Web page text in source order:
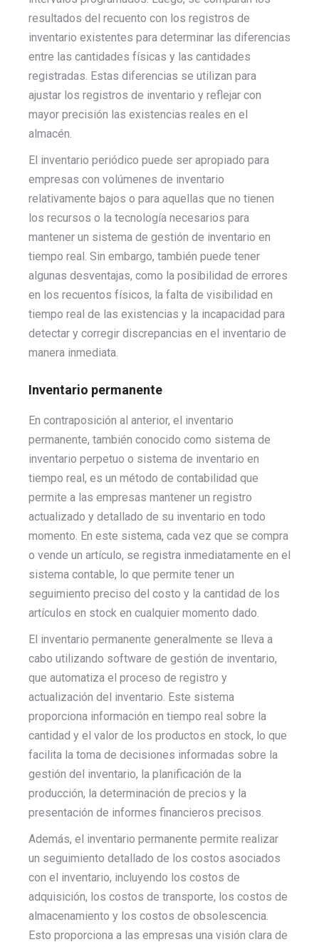
resultados del recuento con los registros de
inventario existentes para determinar las diferencias
entre las cantidades físicas y las cantidades
registradas. Estas diferencias se utilizan para
ajustar los registros de inventario y reflejar con
mayor precisión las existencias reales en el
almacén.
El inventario periódico puede ser apropiado para
empresas con volúmenes de inventario
relativamente bajos o para aquellas que no tienen
los recursos o la tecnología necesarios para
mantener un sistema de gestión de inventario en
tiempo real. Sin embargo, también puede tener
algunas desventajas, como la posibilidad de errores
en los recuentos físicos, la falta de visibilidad en
tiempo real de las existencias y la incapacidad para
detectar y corregir discrepancias en el inventario de
manera inmediata.
Inventario permanente
En contraposición al anterior, el inventario
permanente, también conocido como sistema de
inventario perpetuo o sistema de inventario en
tiempo real, es un método de contabilidad que
permite a las empresas mantener un registro
actualizado y detallado de su inventario en todo
momento. En este sistema, cada vez que se compra
o vende un artículo, se registra inmediatamente en el
sistema contable, lo que permite tener un
seguimiento preciso del costo y la cantidad de los
artículos en stock en cualquier momento dado.
El inventario permanente generalmente se lleva a
cabo utilizando software de gestión de inventario,
que automatiza el proceso de registro y
actualización del inventario. Este sistema
proporciona información en tiempo real sobre la
cantidad y el valor de los productos en stock, lo que
facilita la toma de decisiones informadas sobre la
gestión del inventario, la planificación de la
producción, la determinación de precios y la
presentación de informes financieros precisos.
Además, el inventario permanente permite realizar
un seguimiento detallado de los costos asociados
con el inventario, incluyendo los costos de
adquisición, los costos de transporte, los costos de
almacenamiento y los costos de obsolescencia.
Esto proporciona a las empresas una visión clara de